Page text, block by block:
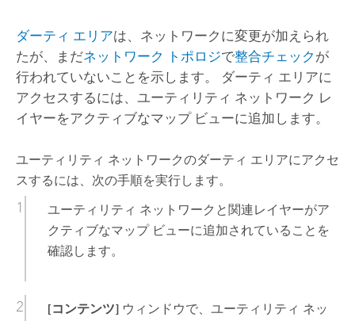
ダーティ エリアは、ネットワークに変更が加えられ
たが、まだネットワーク トポロジで整合チェック が
行われていないことを示します。 ダーティ エリアに
アクセスするには、ユーティリティ ネットワーク レ
イヤーをアクティブなマップ ビューに追加します。
ユーティリティ ネットワークのダーティ エリアにアクセ
スするには、次の手順を実行します。
ユーティリティ ネットワークと関連レイヤーがア
クティブなマップ ビューに追加されていることを
確認します。
[コンテンツ]ウィンドウで、ユーティリティ ネッ